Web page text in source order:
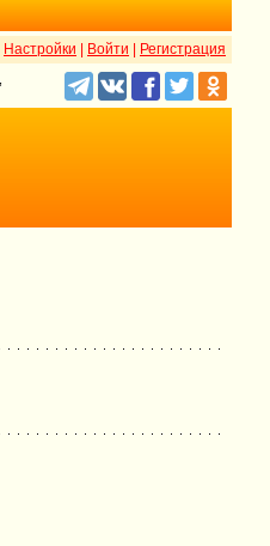
Настройки Войти Регистрация